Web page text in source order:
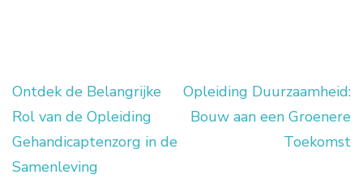
Berichtnavigatie
Ontdek de Belangrijke
Rol van de Opleiding
Gehandicaptenzorg in de
Samenleving
Opleiding Duurzaamheid:
Bouw aan een Groenere
Toekomst